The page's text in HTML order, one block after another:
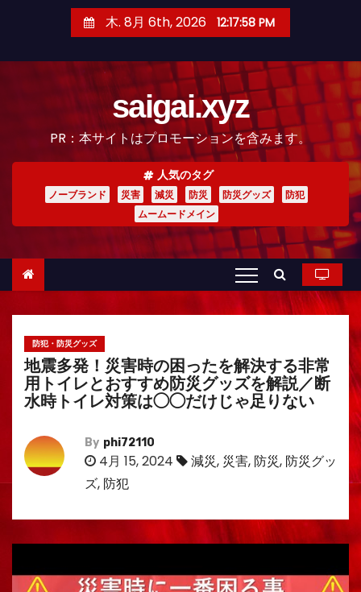
木. 8月 6th, 2026 12:17:59 PM
saigai.xyz
PR：本サイトはプロモーションを含みます。
人気のタグ
ノーブランド 災害 減災 防災 防災グッズ
防犯
ムームードメイン
防犯・防災グッズ
地震多発！災害時の困ったを解決する非常
用トイレとおすすめ防災グッズを解説／断
水時トイレ対策は◯◯だけじゃ足りない
By phi72110
4月 15, 2024 減災, 災害, 防災, 防災グッ
ズ, 防犯